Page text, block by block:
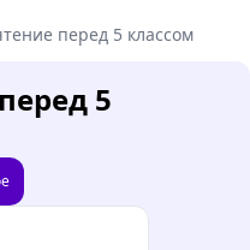
перед 5 классом
5